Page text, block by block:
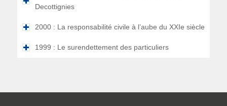
Decottignies
2000 : La responsabilité civile à l’aube du XXIe siècle
1999 : Le surendettement des particuliers